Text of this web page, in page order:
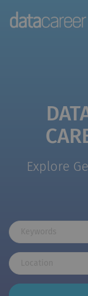
Explore
Keywords
Location
Find